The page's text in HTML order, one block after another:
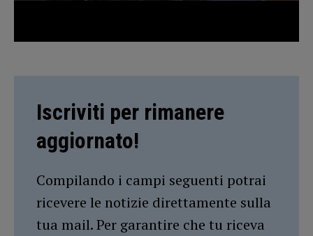
Iscriviti per rimanere
aggiornato!
Compilando i campi seguenti potrai
ricevere le notizie direttamente sulla
tua mail. Per garantire che tu riceva